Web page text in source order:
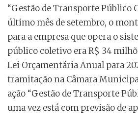
“Gestão de Transporte Público
último mês de setembro, o
para a empresa que opera o
público coletivo era R$ 34
Lei Orçamentária Anual para
tramitação na Câmara
ação “Gestão de Transporte
uma vez está com previsão de